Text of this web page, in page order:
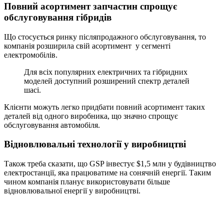
Повний асортимент запчастин спрощує
обслуговування гібридів
Що стосується ринку післяпродажного обслуговування, то
компанія розширила свій асортимент у сегменті
електромобілів.
Для всіх популярних електричних та гібридних
моделей доступний розширений спектр деталей
шасі.
Клієнти можуть легко придбати повний асортимент таких
деталей від одного виробника, що значно спрощує
обслуговування автомобіля.
Відновлювальні технології у виробництві
Також треба сказати, що GSP інвестує $1,5 млн у будівництво
електростанції, яка працюватиме на сонячній енергії. Таким
чином компанія планує використовувати більше
відновлювальної енергії у виробництві.